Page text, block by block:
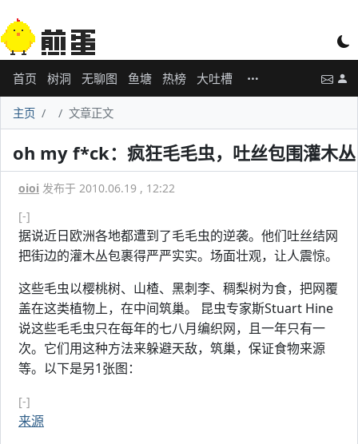
首页 树洞 无聊图 鱼塘 热榜 大吐槽
主页 文章正文
oh my f*ck：疯狂毛毛虫，吐丝包围灌木丛
oioi 发布于 2010.06.19 , 12:22
[-]
据说近日欧洲各地都遭到了毛毛虫的逆袭。他们吐丝结网
把街边的灌木丛包裹得严严实实。场面壮观，让人震惊。
这些毛虫以樱桃树、山楂、黑刺李、稠梨树为食，把网覆
盖在这类植物上，在中间筑巢。 昆虫专家斯Stuart Hine
说这些毛毛虫只在每年的七八月编织网，且一年只有一
次。它们用这种方法来躲避天敌，筑巢，保证食物来源
等。以下是另1张图：
[-]
来源